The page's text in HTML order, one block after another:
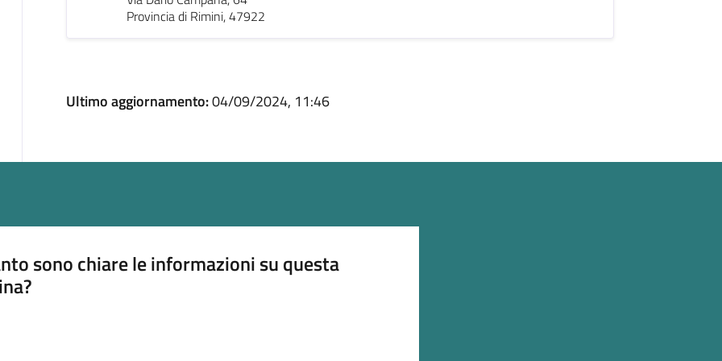
Provincia di Rimini, 47922
Ultimo aggiornamento:04/09/2024, 11:46
sono chiare le informazioni su questa
5 stelle su 5